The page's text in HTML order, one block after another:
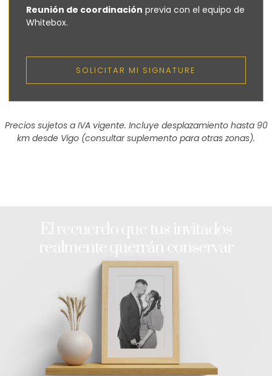
Reunión de coordinación previa con el equipo de
Whitebox.
SOLICITAR MI SIGNATURE
Precios sujetos a IVA vigente. Incluye desplazamiento hasta 90
km desde Vigo (consultar suplemento para otras zonas).